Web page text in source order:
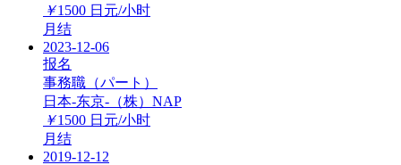
￥1500 日元/小时
月结
2023-12-06
报名
事務職（パート）
日本-东京-（株）NAP
￥1500 日元/小时
月结
2019-12-12